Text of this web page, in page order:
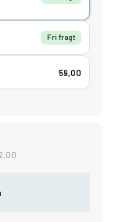
Fri fragt
59,00